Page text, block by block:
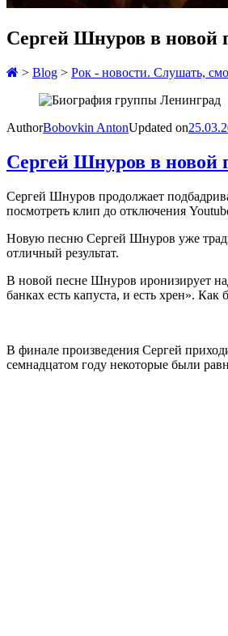
Сергей Шнуров в новой
> Blog > Рок - новости. Слушать,
AuthorBobovkin AntonUpdated on
Сергей Шнуров в новой
Сергей Шнуров продолжает
посмотреть клип до отключения
Новую песню Сергей Шнуров уже
отличный результат.
В новой песне Шнуров иронизирует
банках есть капуста, и есть хрен». Как
В финале произведения Сергей
семнадцатом году некоторые были